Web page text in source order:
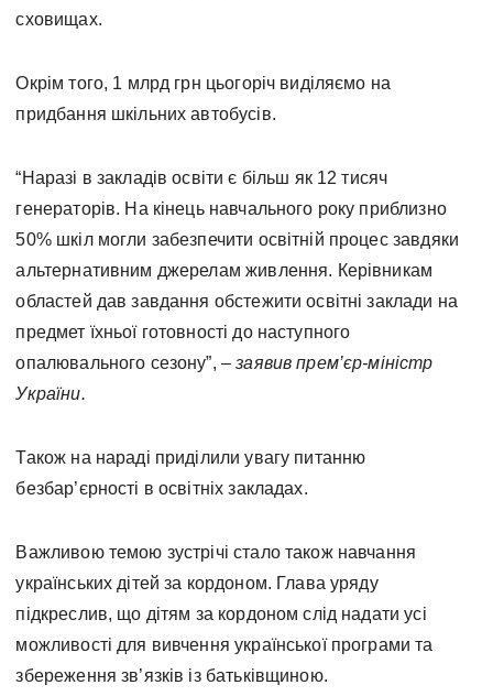
сховищах.
Окрім того, 1 млрд грн цьогоріч виділяємо на
придбання шкільних автобусів.
“Наразі в закладів освіти є більш як 12 тисяч
генераторів. На кінець навчального року приблизно
50% шкіл могли забезпечити освітній процес завдяки
альтернативним джерелам живлення. Керівникам
областей дав завдання обстежити освітні заклади на
предмет їхньої готовності до наступного
опалювального сезону”, – заявив прем’єр-міністр
України.
Також на нараді приділили увагу питанню
безбар’єрності в освітніх закладах.
Важливою темою зустрічі стало також навчання
українських дітей за кордоном. Глава уряду
підкреслив, що дітям за кордоном слід надати усі
можливості для вивчення української програми та
збереження зв’язків із батьківщиною.